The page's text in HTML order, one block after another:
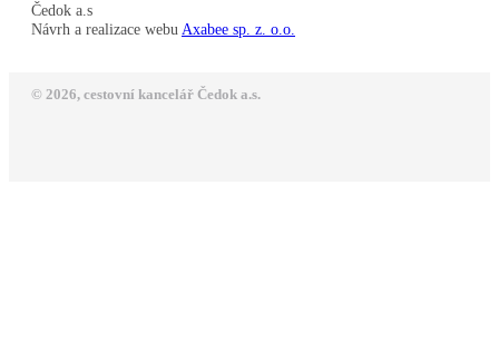
Čedok a.s
Návrh a realizace webu Axabee sp. z. o.o.
© 2026, cestovní kancelář Čedok a.s.